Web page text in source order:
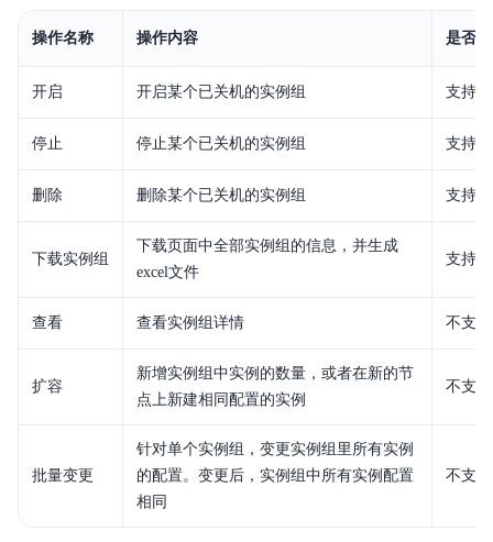
功能发布记录
产品描述
典型实践
API 2.0参考
操作名称 操作内容 是否
开启 开启某个已关机的实例组 支持
停止 停止某个已关机的实例组 支持
删除 删除某个已关机的实例组 支持
下载实例组
下载页面中全部实例组的信息，并生成
excel文件
支持
查看 查看实例组详情 不支持
扩容
新增实例组中实例的数量，或者在新的节
点上新建相同配置的实例
不支持
批量变更
针对单个实例组，变更实例组里所有实例
的配置。变更后，实例组中所有实例配置
相同
不支持